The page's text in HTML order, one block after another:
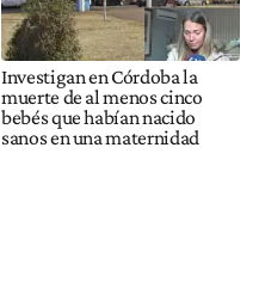
Investigan en Córdoba la
muerte de al menos cinco
bebés que habían nacido
sanos en una maternidad